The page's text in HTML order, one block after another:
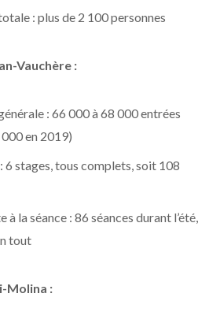
: plus de 2 100 personnes
Vauchère :
: 66 000 à 68 000 entrées
en 2019)
6 stages, tous complets, soit 108
à la séance : 86 séances durant l’été,
tout
Molina :